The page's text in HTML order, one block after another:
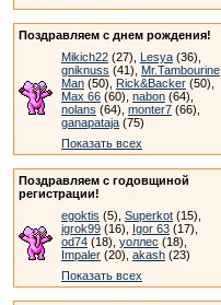
Поздравляем с днем рождения!
Mikich22 (27), Lesya (36),
gniknuss (41), Mr.Tambourine
Man (50), Rick&Backer (50),
Max 66 (60), nabon (64),
nolans (64), monter7 (66),
ganapataja (75)
Показать всех
Поздравляем с годовщиной
регистрации!
egoktis (5), Superkot (15),
igrok99 (16), Igor 63 (17),
od74 (18), уоллес (18),
Impaler (20), akash (23)
Показать всех